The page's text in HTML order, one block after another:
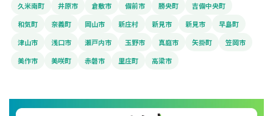
久米南町 井原市 倉敷市 備前市 勝央町
吉備中央町
和気町
奈義町 岡山市 新庄村 新見市 新見市
早島町
津山市
浅口市 瀬戸内市 玉野市 真庭市 矢掛町
笠岡市
美作市
美咲町 赤磐市 里庄町 高梁市